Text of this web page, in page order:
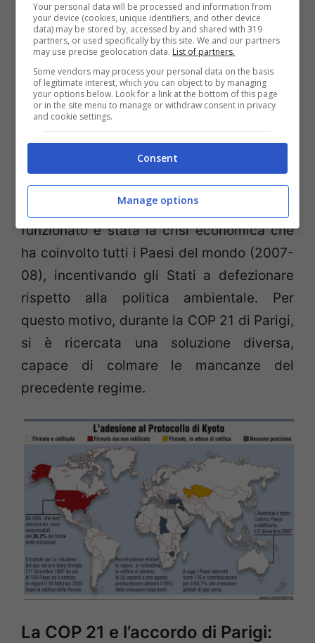
ancora in via di sviluppo (Cina, Sudafrica)
è stato lasciare che questi continuassero
ad inquinare e, conseguentemente,
l’impatto generale sull’ambiente non è
stato significativo.È mancata anche
l’adesione dei maggiori inquinatori del
mondo, come Usa, Canada, Giappone e
Russia, cosicché l’efficacia dell’Accordo è
risultata pressoché nulla. La ragione
principale per cui il Protocollo non ha
funzionato è stata la crisi economica che
ha coinvolto tutti i Paesi del mondo (2007-
08), incentivando gli Stati a defezionare
rispetto alla politica ambientale. Per
questo motivo, durante la COP 21 di Parigi,
si è ricercata una soluzione diversa,
capace di colmare le mancanze del
precedente regime.
La COP 21 e l’accordo di Parigi:
Your personal data will be processed and information from
your device (cookies, unique identifiers, and other device
data) may be stored by, accessed by and shared with 319
partners, or used specifically by this site. We and our partners
may use precise geolocation data. List of partners.
Some vendors may process your personal data on the basis
of legitimate interest, which you can object to by managing
your options below. Look for a link at the bottom of this page
or in the site menu to manage or withdraw consent in privacy
and cookie settings.
Consent
Manage options